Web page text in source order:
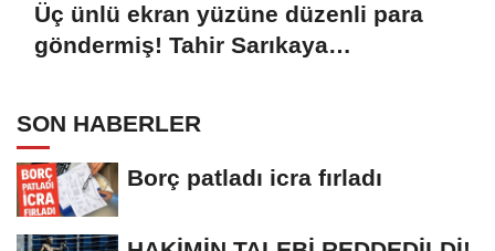
Üç ünlü ekran yüzüne düzenli para
göndermiş! Tahir Sarıkaya
SON HABERLER
Borç patladı icra fırladı